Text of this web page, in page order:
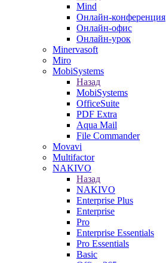
Mind
Онлайн-конференция
Онлайн-офис
Онлайн-урок
Minervasoft
Miro
MobiSystems
Назад
MobiSystems
OfficeSuite
PDF Extra
Aqua Mail
File Commander
Movavi
Multifactor
NAKIVO
Назад
NAKIVO
Enterprise Plus
Enterprise
Pro
Enterprise Essentials
Pro Essentials
Basic